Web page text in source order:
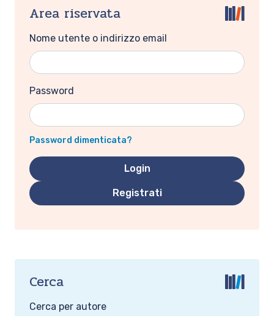
Area riservata
Nome utente o indirizzo email
Password
Password dimenticata?
Registrati
Cerca
Cerca per autore